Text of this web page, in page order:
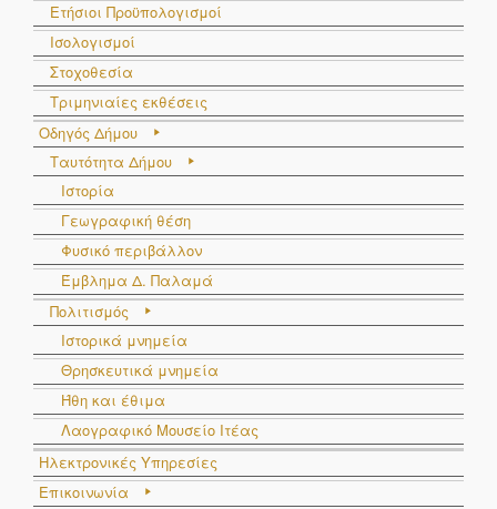
Ετήσιοι Προϋπολογισμοί
Ισολογισμοί
Στοχοθεσία
Τριμηνιαίες εκθέσεις
Οδηγός Δήμου
Ταυτότητα Δήμου
Ιστορία
Γεωγραφική θέση
Φυσικό περιβάλλον
Έμβλημα Δ. Παλαμά
Πολιτισμός
Ιστορικά μνημεία
Θρησκευτικά μνημεία
Ήθη και έθιμα
Λαογραφικό Μουσείο Ιτέας
Ηλεκτρονικές Υπηρεσίες
Επικοινωνία